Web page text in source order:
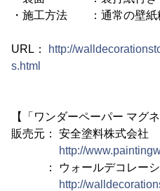
・施工方法 ：通常の壁紙
URL：
http://
s.html
【「ワンダーペーパー マグ
販売元： 安全塗料株式会社
http://
： ウォールデコレーシ
http://